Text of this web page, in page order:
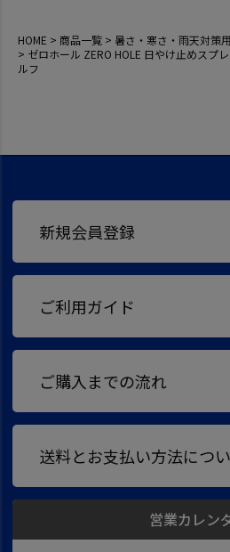
HOME 商品一覧
暑さ・寒さ・雨天対策
ゼロホール ZERO HOLE 日やけ止めスプ
ルフ
新規会員登録
ご利用ガイド
ご購入までの流れ
送料とお支払い方法につ
営業カレン